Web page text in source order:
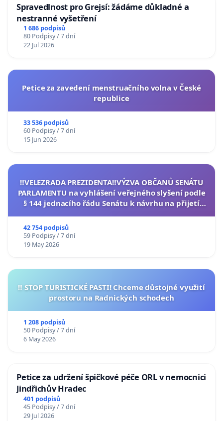
Spravedlnost pro Grejsí: žádáme důkladné a
nestranné vyšetření
1 686 podpisů
80 Podpisy / 7 dní
22 Jul 2026
Petice za zavedení menstruačního volna v České
republice
33 536 podpisů
60 Podpisy / 7 dní
15 Jun 2026
‼️VELEZRADA PREZIDENTA‼️VÝZVA OBČANŮ SENÁTU
PARLAMENTU na vyhlášení veřejného slyšení podle
§ 144 jednacího řádu Senátu k návrhu na přijetí
42 754 podpisů
59 Podpisy / 7 dní
19 May 2026
‼️ STOP TURISTICKÉ PASTI! Chceme důstojné využití
prostoru na Radnických schodech
1 208 podpisů
50 Podpisy / 7 dní
6 May 2026
Petice za udržení špičkové péče ORL v nemocnici
Jindřichův Hradec
401 podpisů
45 Podpisy / 7 dní
29 Jul 2026